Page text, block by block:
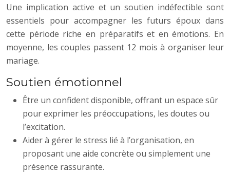
Une implication active et un soutien indéfectible sont
essentiels pour accompagner les futurs époux dans
cette période riche en préparatifs et en émotions. En
moyenne, les couples passent 12 mois à organiser leur
mariage.
Soutien émotionnel
Être un confident disponible, offrant un espace sûr
pour exprimer les préoccupations, les doutes ou
l’excitation.
Aider à gérer le stress lié à l’organisation, en
proposant une aide concrète ou simplement une
présence rassurante.